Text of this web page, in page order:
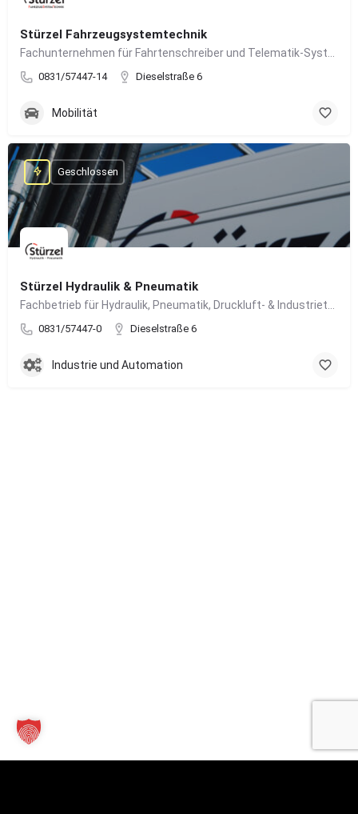
Stürzel Fahrzeugsystemtechnik
0831/57447-14 Dieselstraße 6
Mobilität
Stürzel Hydraulik & Pneumatik
0831/57447-0 Dieselstraße 6
Geschlossen
Industrie und Automation